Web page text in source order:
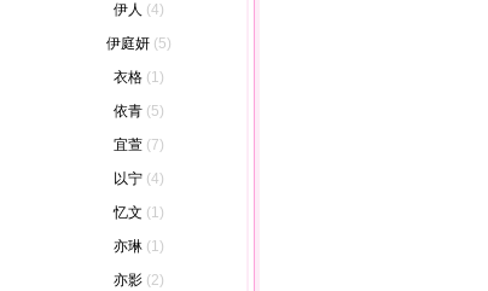
伊人 (4)
伊庭妍 (5)
衣格 (1)
依青 (5)
宜萱 (7)
以宁 (4)
忆文 (1)
亦琳 (1)
亦影 (2)